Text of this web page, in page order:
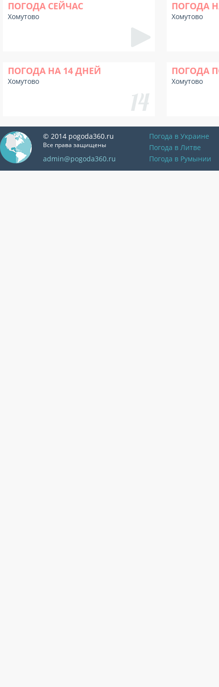
ПОГОДА СЕЙЧАС
Хомутово
ПОГОДА
Хомутово
ПОГОДА НА 14 ДНЕЙ
Хомутово
ПОГОДА
Хомутово
© 2014 pogoda360.ru
Все права защищены
admin@pogoda360.ru
Погода в Украине
Погода в Литве
Погода в Румынии